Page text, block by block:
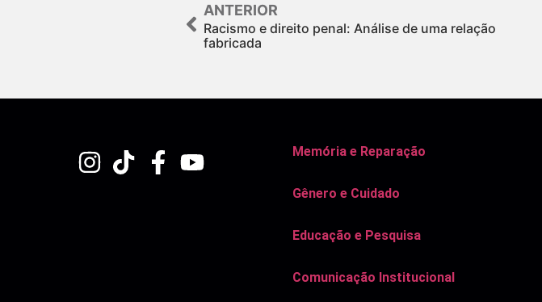
ANTERIOR
Racismo e direito penal: Análise de uma relação
fabricada
Memória e Reparação
Gênero e Cuidado
Educação e Pesquisa
Comunicação Institucional